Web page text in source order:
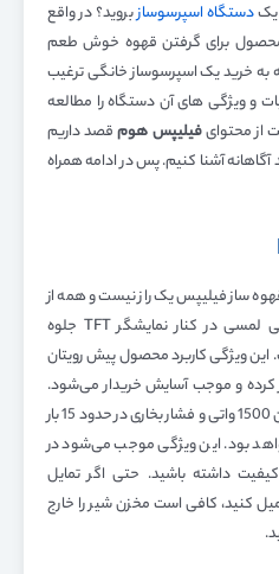
یکدستگاه اسپرسوسازبروید؟ در واقع
محصول برای گرفتن قهوه خوش طعم
به خرید یک اسپرسوساز خانگی ترغیب
و ویژگی های آن دستگاه را مطالعه
از محتوایفیلیپس هومقصد داریم
آگاهانه آشنا کنیم. پس در ادامه همراه
ساز فیلیپس یک راز نیست و همه از
آن آگاهند. ترکیب یک پنل کنترلی لمسی در کنار نمایشگر TFT جلوه
این ویژگی کاربرد محصول پیش رویتان
کرده و موجب آسایش خریدار می‌شود.
قهوه ساز کوچک این برند دارای توان 1500 واتی و فشار بخاری در حدود 15 بار
بود. این ویژگی موجب می‌شود در
داشته باشید. حتی اگر تمایل
کنید، کافی است مخزن شیر را خارج